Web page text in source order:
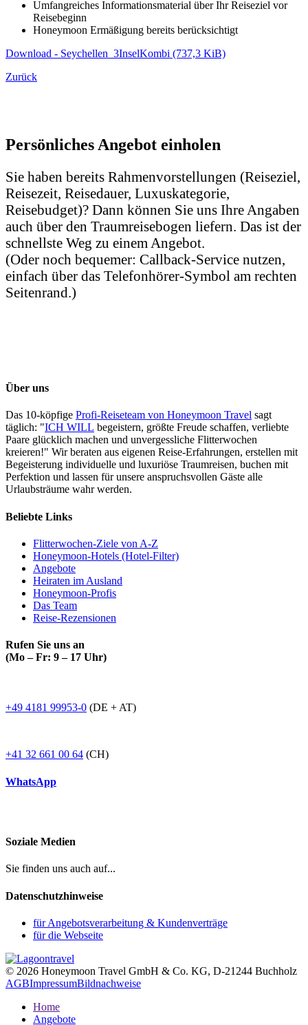
Umfangreiches Informationsmaterial über Ihr Reiseziel vor
Reisebeginn
Honeymoon Ermäßigung bereits berücksichtigt
Download - Seychellen_3InselKombi (737,3 KiB)
Zurück
Persönliches Angebot einholen
Sie haben bereits Rahmenvorstellungen (Reiseziel,
Reisezeit, Reisedauer, Luxuskategorie,
Reisebudget)? Dann können Sie uns Ihre Angaben
auch über den Traumreisebogen liefern. Das ist der
schnellste Weg zu einem Angebot.
(Oder noch bequemer: Callback-Service nutzen,
einfach über das Telefonhörer-Symbol am rechten
Seitenrand.)
Über uns
Das 10-köpfige Profi-Reiseteam von Honeymoon Travel sagt
täglich: "ICH WILL begeistern, größte Freude schaffen, verliebte
Paare glücklich machen und unvergessliche Flitterwochen
kreieren!" Wir beraten aus eigenen Reise-Erfahrungen, erstellen mit
Begeisterung individuelle und luxuriöse Traumreisen, buchen mit
Perfektion und lassen für unsere anspruchsvollen Gäste alle
Urlaubsträume wahr werden.
Beliebte Links
Flitterwochen-Ziele von A-Z
Honeymoon-Hotels (Hotel-Filter)
Angebote
Heiraten im Ausland
Honeymoon-Profis
Das Team
Reise-Rezensionen
Rufen Sie uns an
(Mo – Fr: 9 – 17 Uhr)
+49 4181 99953-0 (DE + AT)
+41 32 661 00 64 (CH)
WhatsApp
Soziale Medien
Sie finden uns auch auf...
Datenschutzhinweise
für Angebotsverarbeitung & Kundenverträge
für die Webseite
© 2026 Honeymoon Travel GmbH & Co. KG, D-21244 Buchholz
AGBImpressumBildnachweise
Home
Angebote